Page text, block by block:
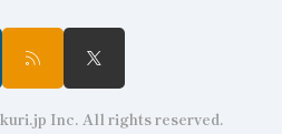
Inc. All rights reserved.